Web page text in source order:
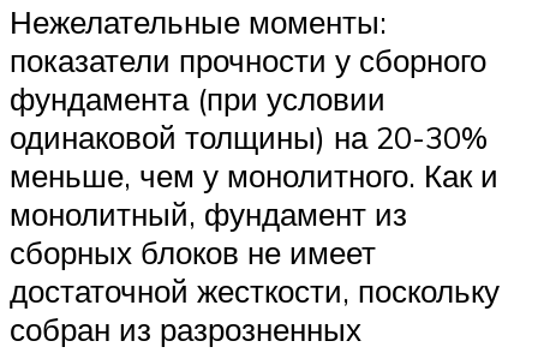
Нежелательные моменты:
показатели прочности у сборного
фундамента (при условии
одинаковой толщины) на 20-30%
меньше, чем у монолитного. Как и
монолитный, фундамент из
сборных блоков не имеет
достаточной жесткости, поскольку
собран из разрозненных